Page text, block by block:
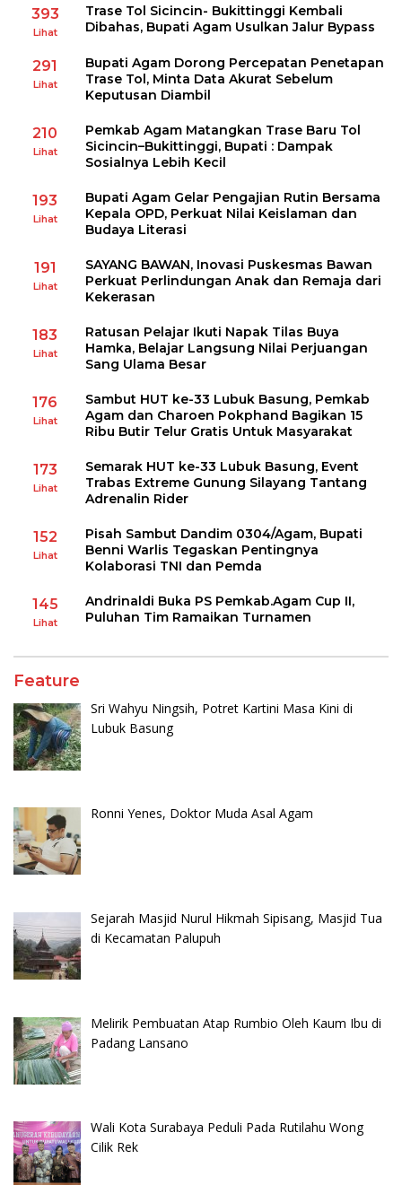
393
Lihat
Trase Tol Sicincin- Bukittinggi Kembali
Dibahas, Bupati Agam Usulkan Jalur Bypass
291
Lihat
Bupati Agam Dorong Percepatan Penetapan
Trase Tol, Minta Data Akurat Sebelum
Keputusan Diambil
210
Lihat
Pemkab Agam Matangkan Trase Baru Tol
Sicincin–Bukittinggi, Bupati : Dampak
Sosialnya Lebih Kecil
193
Lihat
Bupati Agam Gelar Pengajian Rutin Bersama
Kepala OPD, Perkuat Nilai Keislaman dan
Budaya Literasi
191
Lihat
SAYANG BAWAN, Inovasi Puskesmas Bawan
Perkuat Perlindungan Anak dan Remaja dari
Kekerasan
183
Lihat
Ratusan Pelajar Ikuti Napak Tilas Buya
Hamka, Belajar Langsung Nilai Perjuangan
Sang Ulama Besar
176
Lihat
Sambut HUT ke-33 Lubuk Basung, Pemkab
Agam dan Charoen Pokphand Bagikan 15
Ribu Butir Telur Gratis Untuk Masyarakat
173
Lihat
Semarak HUT ke-33 Lubuk Basung, Event
Trabas Extreme Gunung Silayang Tantang
Adrenalin Rider
152
Lihat
Pisah Sambut Dandim 0304/Agam, Bupati
Benni Warlis Tegaskan Pentingnya
Kolaborasi TNI dan Pemda
145
Lihat
Andrinaldi Buka PS Pemkab.Agam Cup II,
Puluhan Tim Ramaikan Turnamen
Feature
Sri Wahyu Ningsih, Potret Kartini Masa Kini di
Lubuk Basung
Ronni Yenes, Doktor Muda Asal Agam
Sejarah Masjid Nurul Hikmah Sipisang, Masjid Tua
di Kecamatan Palupuh
Melirik Pembuatan Atap Rumbio Oleh Kaum Ibu di
Padang Lansano
Wali Kota Surabaya Peduli Pada Rutilahu Wong
Cilik Rek